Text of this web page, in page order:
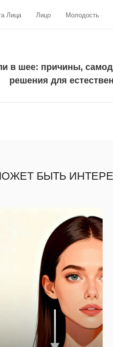
Лица Лицо Молодость
в шее: причины,
решения для
БЫТЬ